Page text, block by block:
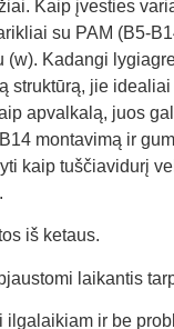
Kaip įvesties
su PAM (B5-
(w). Kadangi
struktūrą, jie
apvalkalą, juos
montavimą ir
kaip tuščiavidurį
iš ketaus.
laikantis
ilgalaikiam ir be